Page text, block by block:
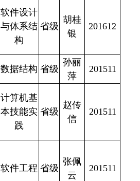
软件设计
与体系结
构
省级
胡桂
银
201612
数据结构 省级
孙丽
萍
201511
计算机基
本技能实
践
省级
赵传
信
201511
软件工程 省级
张佩
云
201511